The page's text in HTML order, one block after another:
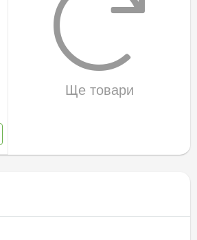
Ще товари